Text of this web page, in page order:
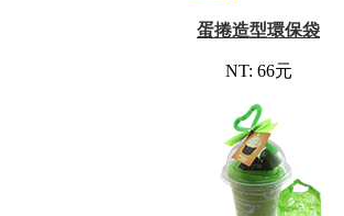
蛋捲造型環保袋
NT: 66元